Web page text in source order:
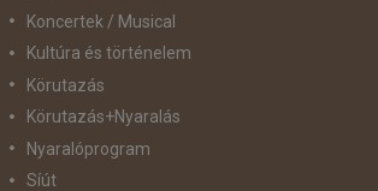
Koncertek / Musical
Kultúra és történelem
Körutazás
Körutazás+Nyaralás
Nyaralóprogram
Síút